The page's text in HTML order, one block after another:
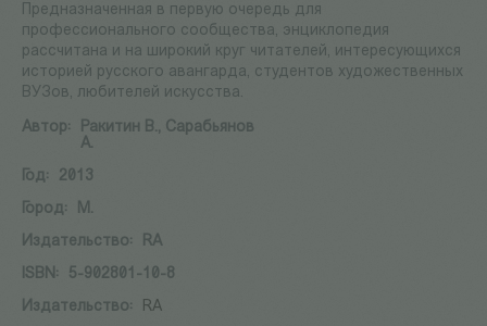
Предназначенная в первую очередь для
профессионального сообщества, энциклопедия
рассчитана и на широкий круг читателей, интересующихся
историей русского авангарда, студентов художественных
ВУЗов, любителей искусства.
Автор:
Ракитин В., Сарабьянов
А.
Год:
2013
Город:
М.
Издательство:
RA
ISBN:
5-902801-10-8
Издательство:
RA